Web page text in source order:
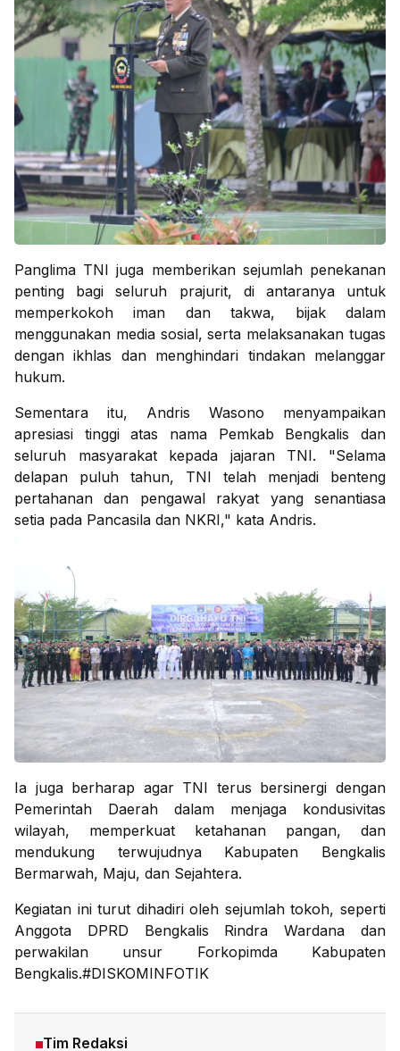
Panglima TNI juga memberikan sejumlah penekanan
penting bagi seluruh prajurit, di antaranya untuk
memperkokoh iman dan takwa, bijak dalam
menggunakan media sosial, serta melaksanakan tugas
dengan ikhlas dan menghindari tindakan melanggar
hukum.
Sementara itu, Andris Wasono menyampaikan
apresiasi tinggi atas nama Pemkab Bengkalis dan
seluruh masyarakat kepada jajaran TNI. "Selama
delapan puluh tahun, TNI telah menjadi benteng
pertahanan dan pengawal rakyat yang senantiasa
setia pada Pancasila dan NKRI," kata Andris.
Ia juga berharap agar TNI terus bersinergi dengan
Pemerintah Daerah dalam menjaga kondusivitas
wilayah, memperkuat ketahanan pangan, dan
mendukung terwujudnya Kabupaten Bengkalis
Bermarwah, Maju, dan Sejahtera.
Kegiatan ini turut dihadiri oleh sejumlah tokoh, seperti
Anggota DPRD Bengkalis Rindra Wardana dan
perwakilan unsur Forkopimda Kabupaten
Bengkalis.#DISKOMINFOTIK
Tim Redaksi